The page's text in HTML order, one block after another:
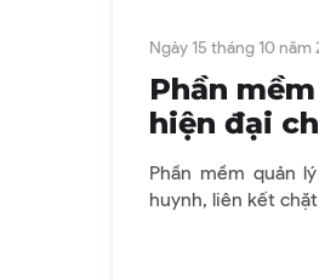
Ngày 15 tháng 10 năm
Phần
hiện đại
Phần mềm quản
huynh, liên kết